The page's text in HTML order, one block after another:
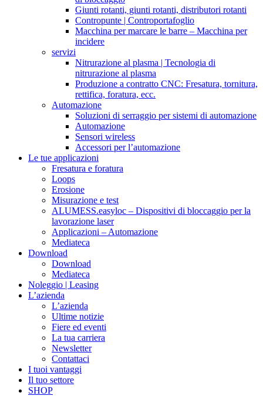
Giunti rotanti, giunti rotanti, distributori rotanti
Contropunte | Controportafoglio
Macchina per marcare le barre – Macchina per
incidere
servizi
Nitrurazione al plasma | Tecnologia di
nitrurazione al plasma
Produzione a contratto CNC: Fresatura, tornitura,
rettifica, foratura, ecc.
Automazione
Soluzioni di serraggio per sistemi di automazione
Automazione
Sensori wireless
Accessori per l’automazione
Le tue applicazioni
Fresatura e foratura
Loops
Erosione
Misurazione e test
ALUMESS.easyloc – Dispositivi di bloccaggio per la
lavorazione laser
Applicazioni – Automazione
Mediateca
Download
Download
Mediateca
Noleggio | Leasing
L’azienda
L’azienda
Ultime notizie
Fiere ed eventi
La tua carriera
Newsletter
Contattaci
I tuoi vantaggi
Il tuo settore
SHOP